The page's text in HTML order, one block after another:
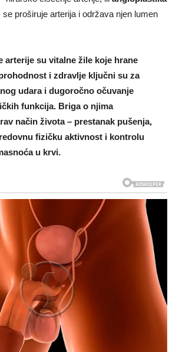
se proširuje arterija i održava njen lumen
arterije su vitalne žile koje hrane
i zdravlje ključni su za
udara i dugoročno očuvanje
funkcija. Briga o njima
način života – prestanak pušenja,
fizičku aktivnost i kontrolu
u krvi.